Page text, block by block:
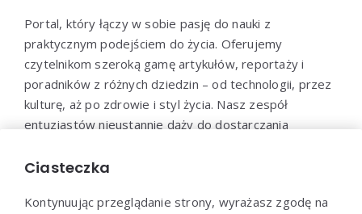
Portal, który łączy w sobie pasję do nauki z
praktycznym podejściem do życia. Oferujemy
czytelnikom szeroką gamę artykułów, reportaży i
poradników z różnych dziedzin – od technologii, przez
kulturę, aż po zdrowie i styl życia. Nasz zespół
entuzjastów nieustannie dąży do dostarczania
poszerzyć horyzonty i efektywnie wykorzystać
Ciasteczka
Kontynuując przeglądanie strony, wyrażasz zgodę na